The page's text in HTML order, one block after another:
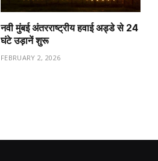
नवी मुंबई अंतरराष्ट्रीय हवाई अड्डे से 24
घंटे उड़ानें शुरू
FEBRUARY 2, 2026